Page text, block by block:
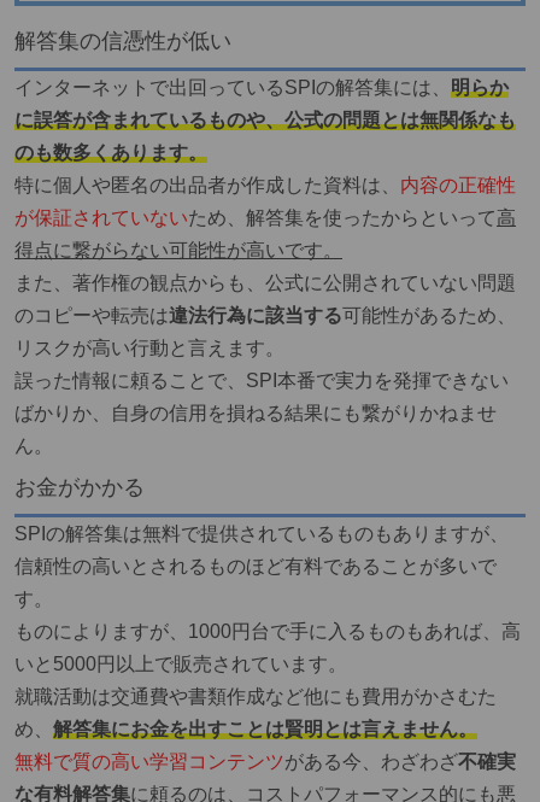
解答集の信憑性が低い
インターネットで出回っているSPIの解答集には、 明らか
に誤答が含まれているものや、公式の問題とは無関係なも
のも数多くあります。
特に個人や匿名の出品者が作成した資料は、 内容の正確性
が保証されていないため、解答集を使ったからといって高
得点に繋がらない可能性が高いです。
また、著作権の観点からも、公式に公開されていない問題
のコピーや転売は違法行為に該当する可能性があるため、
リスクが高い行動と言えます。
誤った情報に頼ることで、SPI本番で実力を発揮できない
ばかりか、自身の信用を損ねる結果にも繋がりかねませ
ん。
お金がかかる
SPIの解答集は無料で提供されているものもありますが、
信頼性の高いとされるものほど有料であることが多いで
す。
ものによりますが、1000円台で手に入るものもあれば、高
いと5000円以上で販売されています。
就職活動は交通費や書類作成など他にも費用がかさむた
め、 解答集にお金を出すことは賢明とは言えません。
無料で質の高い学習コンテンツがある今、わざわざ不確実
な有料解答集に頼るのは、コストパフォーマンス的にも悪